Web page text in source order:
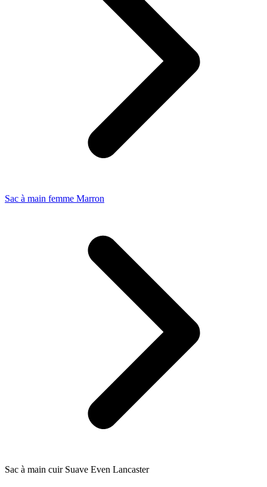
Sac à main femme Marron
Sac à main cuir Suave Even Lancaster